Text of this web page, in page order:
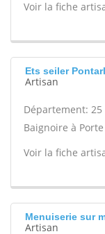
Voir la fiche
Ets seiler
Artisan
Département: 25
Baignoire à
Voir la fiche
Menuiserie sur
Artisan